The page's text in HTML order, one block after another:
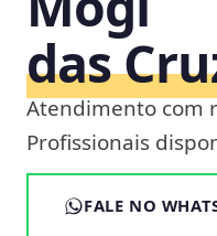
das
Atendimento com
Profissionais
FALE NO